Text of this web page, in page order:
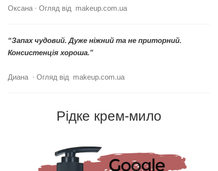
Оксана · Огляд від makeup.com.ua
“Запах чудовий. Дуже ніжний та не приторний.
Консистенція хороша.”
Диана · Огляд від makeup.com.ua
Рідке крем-мило